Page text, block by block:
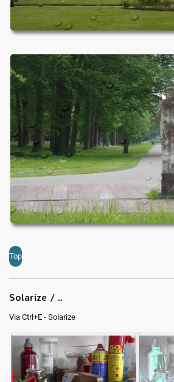
Top
Solarize / ..
Via Ctrl+E - Solarize